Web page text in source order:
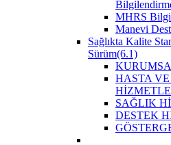
MHRS
Manevi
Sağlıkta Kalite
Sürüm(6.1)
HASTA
SAĞLIK
DESTEK